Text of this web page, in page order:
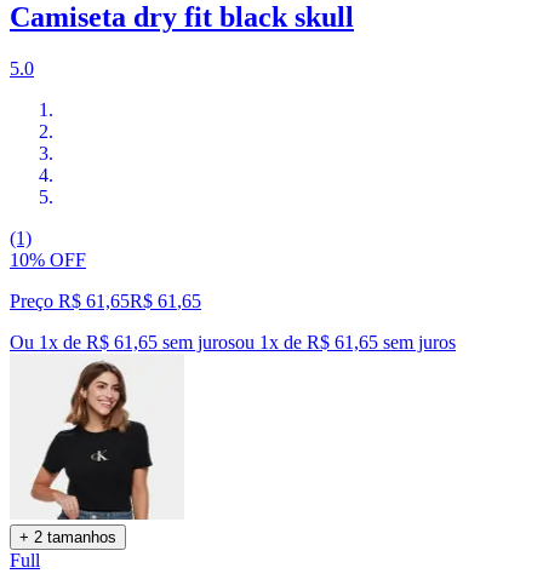
Camiseta dry fit black skull
5.0
(1)
10% OFF
Preço R$ 61,65R$ 61 ,65
Ou 1x de R$ 61,65 sem jurosou 1x de R$ 61,65 sem juros
+ 2 tamanhos
Full